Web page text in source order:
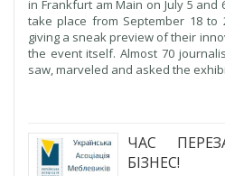
in Frankfurt am Main on July 5 and
take place from September 18
giving a sneak preview of their
the event itself. Almost 70
saw, marveled and asked the
ЧАС
БІЗНЕС!